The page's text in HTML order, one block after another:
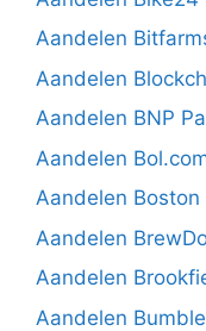
Aandelen
Aandelen
Aandelen BNP
Aandelen
Aandelen Boston
Aandelen
Aandelen
Aandelen